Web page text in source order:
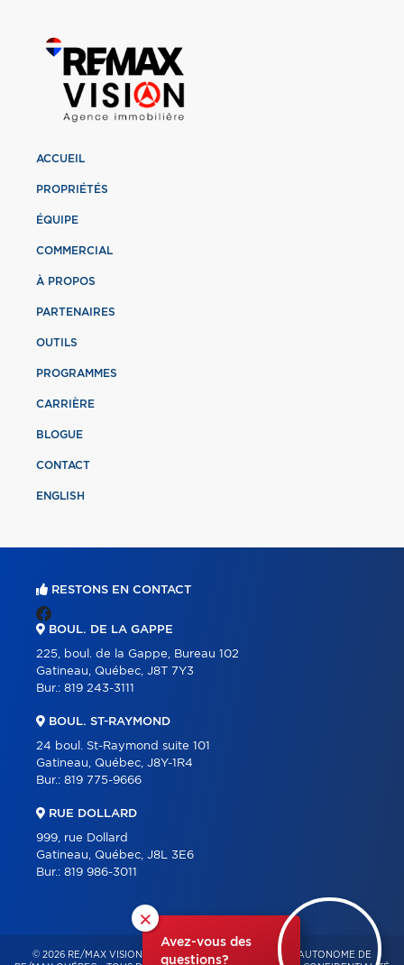
×
Avez-vous des
questions?
ACCUEIL
PROPRIÉTÉS
ÉQUIPE
COMMERCIAL
À PROPOS
PARTENAIRES
OUTILS
PROGRAMMES
CARRIÈRE
BLOGUE
CONTACT
ENGLISH
RESTONS EN CONTACT
BOUL. DE LA GAPPE
225, boul. de la Gappe, Bureau 102
Gatineau, Québec, J8T 7Y3
Bur.: 819 243-3111
BOUL. ST-RAYMOND
24 boul. St-Raymond suite 101
Gatineau, Québec, J8Y-1R4
Bur.: 819 775-9666
RUE DOLLARD
999, rue Dollard
Gatineau, Québec, J8L 3E6
Bur.: 819 986-3011
© 2026 RE/MAX VISION – FRANCHISÉ INDÉPENDANT ET AUTONOME DE